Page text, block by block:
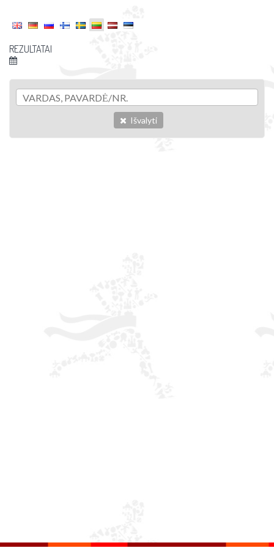
REZULTATAI
Išvalyti